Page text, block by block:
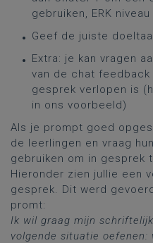
gebruiken, ERK niveau
Geef de juiste
Extra: je kan vragen
van de chat
gesprek verlopen is
in ons voorbeeld)
Als je prompt goed
de leerlingen en vraag
gebruiken om in gesprek
Hieronder zien jullie een
gesprek. Dit werd
promt:
Ik wil graag mijn
volgende situatie oefenen: